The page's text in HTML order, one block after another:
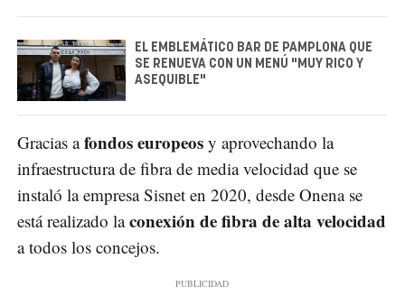
EL EMBLEMÁTICO BAR DE PAMPLONA QUE
SE RENUEVA CON UN MENÚ "MUY RICO Y
ASEQUIBLE"
Gracias afondos europeos y aprovechando la
infraestructura de fibra de media velocidad que se
instaló la empresa Sisnet en 2020, desde Onena se
está realizado laconexión de fibra de alta velocidad
a todos los concejos.